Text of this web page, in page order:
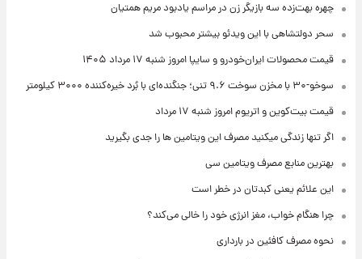
چهره بهت‌زده سه بازیگر زن در مراسم یادبود مریم همتیان
سحر دولتشاهی با این ویدئو بیشتر محبوب شد
قیمت محصولات ایران‌خودرو و سایپا امروز شنبه ۱۷ مرداد ۱۴۰۵
سوخو-۳۰ با مخزن سوخت ۹.۶ تنی؛ جنگنده‌ای با بُرد خیره‌کننده ۳۰۰۰ کیلومتر
قیمت بیت‌کوین و اتریوم امروز شنبه ۱۷ مرداد
اگر تنها زندگی میکنید مصرف این ویتامین ها را جدی بگیرید
بهترین منابع مصرف ویتامین سی
این علائم یعنی کبدتان در خطر است
چرا هنگام خواب، مغز انرژی خود را خالی می‌کند؟
نحوه مصرف کافئین در بارداری